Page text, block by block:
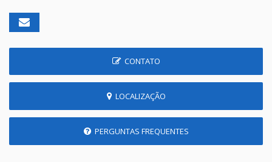
CONTATO
LOCALIZAÇÃO
PERGUNTAS FREQUENTES